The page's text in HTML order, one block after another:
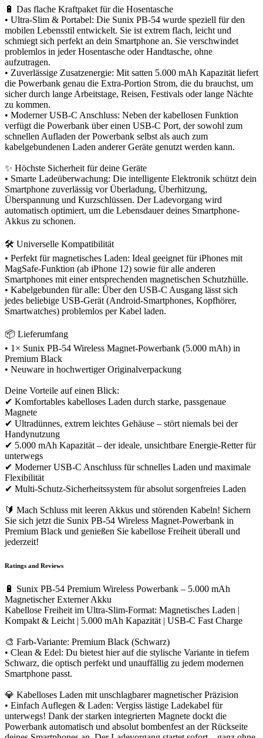
🔋 Das flache Kraftpaket für die Hosentasche
• Ultra-Slim & Portabel: Die Sunix PB-54 wurde speziell für den
mobilen Lebensstil entwickelt. Sie ist extrem flach, leicht und
schmiegt sich perfekt an dein Smartphone an. Sie verschwindet
problemlos in jeder Hosentasche oder Handtasche, ohne
aufzutragen.
• Zuverlässige Zusatzenergie: Mit satten 5.000 mAh Kapazität liefert
die Powerbank genau die Extra-Portion Strom, die du brauchst, um
sicher durch lange Arbeitstage, Reisen, Festivals oder lange Nächte
zu kommen.
• Moderner USB-C Anschluss: Neben der kabellosen Funktion
verfügt die Powerbank über einen USB-C Port, der sowohl zum
schnellen Aufladen der Powerbank selbst als auch zum
kabelgebundenen Laden anderer Geräte genutzt werden kann.
✨ Höchste Sicherheit für deine Geräte
• Smarte Ladeüberwachung: Die intelligente Elektronik schützt dein
Smartphone zuverlässig vor Überladung, Überhitzung,
Überspannung und Kurzschlüssen. Der Ladevorgang wird
automatisch optimiert, um die Lebensdauer deines Smartphone-
Akkus zu schonen.
🛠️ Universelle Kompatibilität
• Perfekt für magnetisches Laden: Ideal geeignet für iPhones mit
MagSafe-Funktion (ab iPhone 12) sowie für alle anderen
Smartphones mit einer entsprechenden magnetischen Schutzhülle.
• Kabelgebunden für alle: Über den USB-C Ausgang lässt sich
jedes beliebige USB-Gerät (Android-Smartphones, Kopfhörer,
Smartwatches) problemlos per Kabel laden.
📦 Lieferumfang
• 1× Sunix PB-54 Wireless Magnet-Powerbank (5.000 mAh) in
Premium Black
• Neuware in hochwertiger Originalverpackung
Deine Vorteile auf einen Blick:
✔ Komfortables kabelloses Laden durch starke, passgenaue
Magnete
✔ Ultradünnes, extrem leichtes Gehäuse – stört niemals bei der
Handynutzung
✔ 5.000 mAh Kapazität – der ideale, unsichtbare Energie-Retter für
unterwegs
✔ Moderner USB-C Anschluss für schnelles Laden und maximale
Flexibilität
✔ Multi-Schutz-Sicherheitssystem für absolut sorgenfreies Laden
🔰 Mach Schluss mit leeren Akkus und störenden Kabeln! Sichern
Sie sich jetzt die Sunix PB-54 Wireless Magnet-Powerbank in
Premium Black und genießen Sie kabellose Freiheit überall und
jederzeit!
Ratings and Reviews
🔋 Sunix PB-54 Premium Wireless Powerbank – 5.000 mAh
Magnetischer Externer Akku
Kabellose Freiheit im Ultra-Slim-Format: Magnetisches Laden |
Kompakt & Leicht | 5.000 mAh Kapazität | USB-C Fast Charge
🎨 Farb-Variante: Premium Black (Schwarz)
• Clean & Edel: Du bietest hier auf die stylische Variante in tiefem
Schwarz, die optisch perfekt und unauffällig zu jedem modernen
Smartphone passt.
💎 Kabelloses Laden mit unschlagbarer magnetischer Präzision
• Einfach Auflegen & Laden: Vergiss lästige Ladekabel für
unterwegs! Dank der starken integrierten Magnete dockt die
Powerbank automatisch und absolut bombenfest an der Rückseite